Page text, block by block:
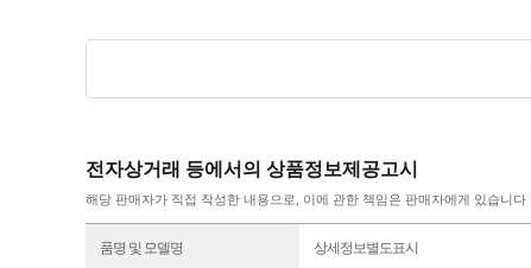
전자상거래 등에서의 상품정보제공고시
해당 판매자가 직접 작성한 내용으로, 이에 관한 책임은 판매자에게 있습니다
품명 및 모델명 상세정보별도표시